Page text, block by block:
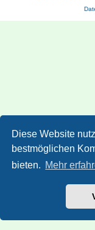
Diese Website
bestmöglichen
bieten. Mehr